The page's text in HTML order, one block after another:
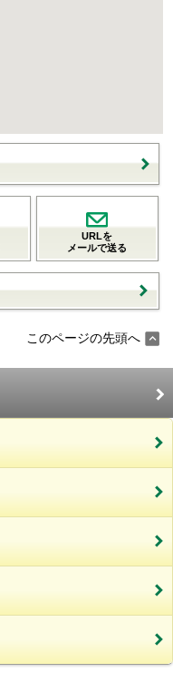
URLを
メールで送る
このページの先頭へ